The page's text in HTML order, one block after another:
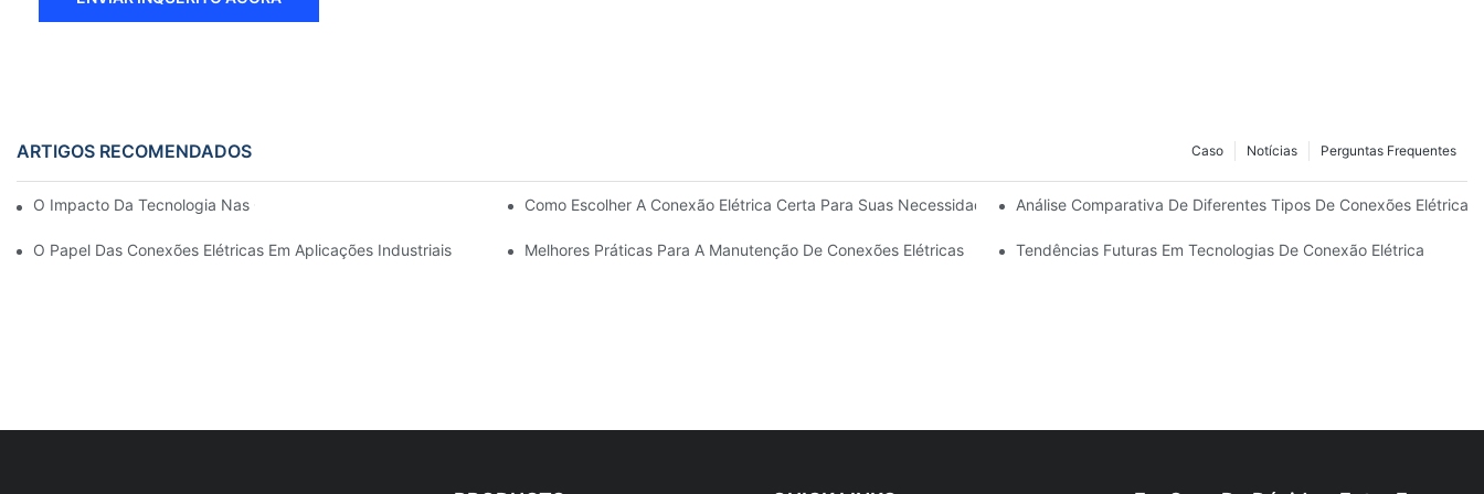
ARTIGOS RECOMENDADOS Perguntas Frequentes
Notícias
Caso
O Impacto Da Tecnologia Nas Conexões Elétricas Em Eletrônica Como Escolher A Conexão Elétrica Certa Para Suas Necessidades Análise Comparativa De Diferentes Tipos De Conexões Elétricas
O Papel Das Conexões Elétricas Em Aplicações Industriais Melhores Práticas Para A Manutenção De Conexões Elétricas Tendências Futuras Em Tecnologias De Conexão Elétrica